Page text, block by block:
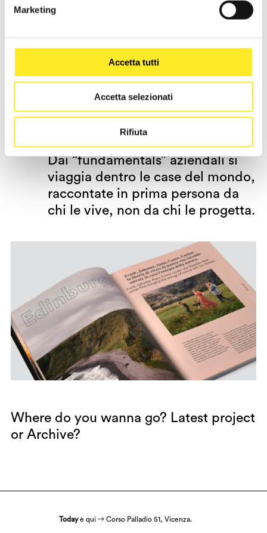
Marketing
Accetta tutti
Accetta selezionati
Rifiuta
Dai “fundamentals” aziendali si
viaggia dentro le case del mondo,
raccontate in prima persona da
chi le vive, non da chi le progetta.
Where do you wanna go? Latest project
or Archive?
Todayè qui Corso Palladio 51, Vicenza.